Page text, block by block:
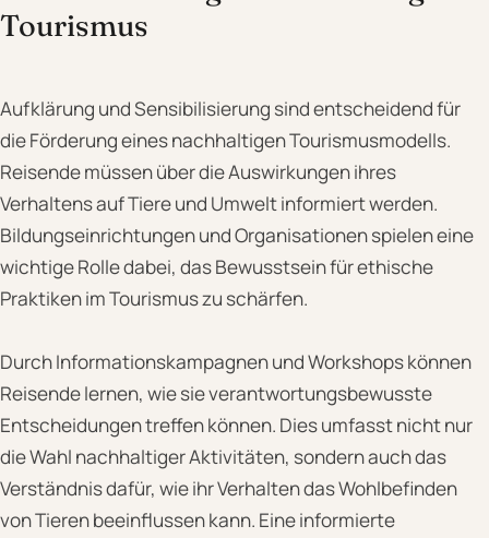
Tourismus
Aufklärung und Sensibilisierung sind entscheidend für
die Förderung eines nachhaltigen Tourismusmodells.
Reisende müssen über die Auswirkungen ihres
Verhaltens auf Tiere und Umwelt informiert werden.
Bildungseinrichtungen und Organisationen spielen eine
wichtige Rolle dabei, das Bewusstsein für ethische
Praktiken im Tourismus zu schärfen.
Durch Informationskampagnen und Workshops können
Reisende lernen, wie sie verantwortungsbewusste
Entscheidungen treffen können. Dies umfasst nicht nur
die Wahl nachhaltiger Aktivitäten, sondern auch das
Verständnis dafür, wie ihr Verhalten das Wohlbefinden
von Tieren beeinflussen kann. Eine informierte